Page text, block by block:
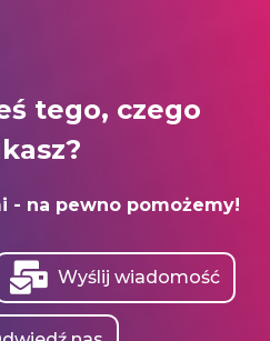
tego, czego
- na pewno pomożemy!
Wyślij wiadomość